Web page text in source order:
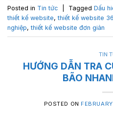
Posted in Tin tức Tagged Dấu
thiết kế website,thiết kế website
nghiệp,thiết kế website đơn giản
TIN
HƯỚNG DẪN TRA
BÃO
POSTED ON